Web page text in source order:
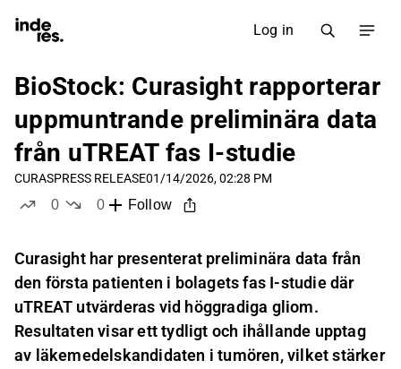
Log in
BioStock: Curasight rapporterar
uppmuntrande preliminära data
från uTREAT fas I-studie
CURASPRESS RELEASE01/14/2026, 02:28 PM
0
0
Follow
Curasight har presenterat preliminära data från
den första patienten i bolagets fas I-studie där
uTREAT utvärderas vid höggradiga gliom.
Resultaten visar ett tydligt och ihållande upptag
av läkemedelskandidaten i tumören, vilket stärker